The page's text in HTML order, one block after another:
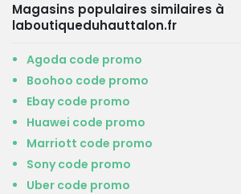
Magasins populaires similaires à
laboutiqueduhauttalon.fr
Agoda code promo
Boohoo code promo
Ebay code promo
Huawei code promo
Marriott code promo
Sony code promo
Uber code promo